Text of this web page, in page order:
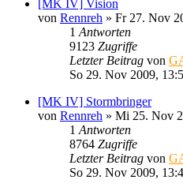
[MK IV] Vision
von Rennreh » Fr 27. Nov
1 Antworten
9123 Zugriffe
Letzter Beitrag von
So 29. Nov 2009,
[MK IV] Stormbringer
von Rennreh » Mi 25. Nov
1 Antworten
8764 Zugriffe
Letzter Beitrag von
So 29. Nov 2009,